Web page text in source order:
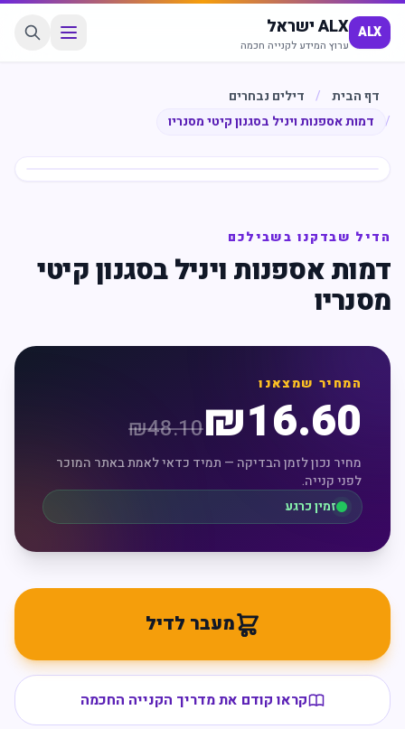
ALX ALX ישראל
ערוץ המידע לקנייה חכמה
דף הבית /
דילים נבחרים
/
דמות אספנות ויניל בסגנון קיטי מסנריו
הדיל שבדקנו בשבילכם
דמות אספנות ויניל בסגנון קיטי
מסנריו
המחיר שמצאנו
₪16.60
₪48.10
מחיר נכון לזמן הבדיקה — תמיד כדאי לאמת באתר המוכר
לפני קנייה.
זמין כרגע
מעבר לדיל
קראו קודם את מדריך הקנייה החכמה